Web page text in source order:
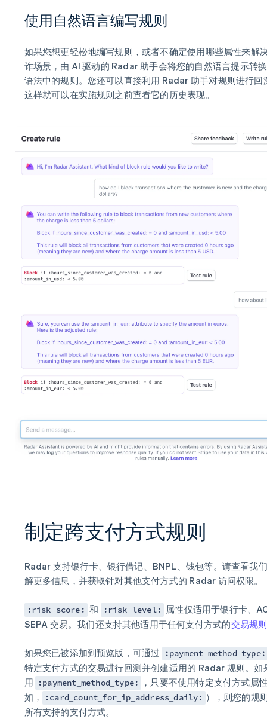
使用自然语言编写规则
如果您想更轻松地编写规则，或者不确定使用哪些属性来解
诈场景，由 AI 驱动的 Radar 助手会将您的自然语言提示转
语法中的规则。您还可以直接利用 Radar 助手对规则进行回
这样就可以在实施规则之前查看它的历史表现。
制定跨支付方式规则
Radar 支持银行卡、银行借记、BNPL、钱包等。请查看我
解更多信息，并获取针对其他支付方式的 Radar 访问权限。
:risk-score: 和 :risk-level:
属性仅适用于银行卡、
SEPA 交易。我们还支持其他适用于任何支付方式的交易规
如果您已被添加到预览版，可通过 :payment_method_type:
特定支付方式的交易进行回测并创建适用的 Radar 规则。如
用
:payment_method_type:
，只要不使用特定支付方式属
如，
:card_count_for_ip_address_daily: ），则您的规
所有支持的支付方式。